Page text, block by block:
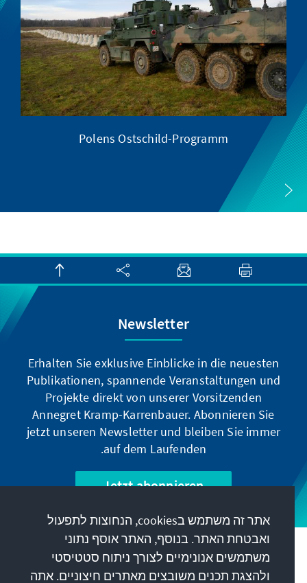
Polens Ostschild-Programm
Newsletter
Erhalten Sie exklusive Einblicke in die neuesten
Publikationen, spannende Veranstaltungen und
Projekte direkt von unserer Vorsitzenden
Annegret Kramp-Karrenbauer. Abonnieren Sie
jetzt unseren Newsletter und bleiben Sie immer
auf dem Laufenden.
Jetzt abonnieren
המשימה שלנו
אתר זה משתמש בcookies, הנחוצות לתפעול
ואבטחת האתר. בנוסף, האתר אוסף נתוני
משתמשים אנונימיים לצורך ניתוח סטטיסטי
ולהצגת תכנים משובצים מאתרים חיצוניים. אתה